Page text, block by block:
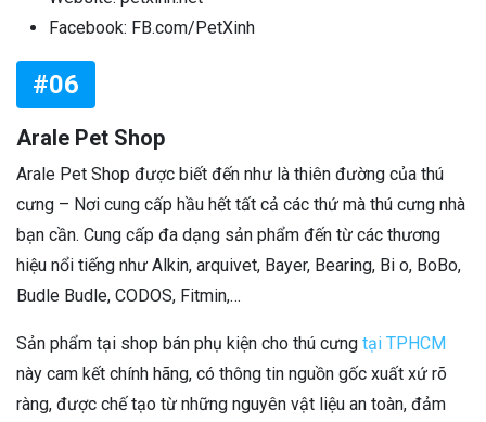
Facebook: FB.com/PetXinh
#06
Arale Pet Shop
Arale Pet Shop được biết đến như là thiên đường của thú
cưng – Nơi cung cấp hầu hết tất cả các thứ mà thú cưng nhà
bạn cần. Cung cấp đa dạng sản phẩm đến từ các thương
hiệu nổi tiếng như Alkin, arquivet, Bayer, Bearing, Bi o, BoBo,
Budle Budle, CODOS, Fitmin,…
Sản phẩm tại shop bán phụ kiện cho thú cưng tại TPHCM
này cam kết chính hãng, có thông tin nguồn gốc xuất xứ rõ
ràng, được chế tạo từ những nguyên vật liệu an toàn, đảm